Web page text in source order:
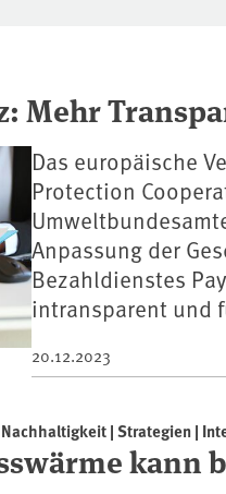
Mehr
Das europäische
Protection
Anpassung der
Bezahldienstes
intransparent und
20.12.2023
| Strategien |
kann